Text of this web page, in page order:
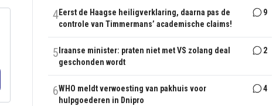
4Eerst de Haagse heiligverklaring, daarna pas de
controle van Timmermans’ academische claims!
9
5 Iraanse minister: praten niet met VS zolang deal
geschonden wordt
2
6WHO meldt verwoesting van pakhuis voor
hulpgoederen in Dnipro
4